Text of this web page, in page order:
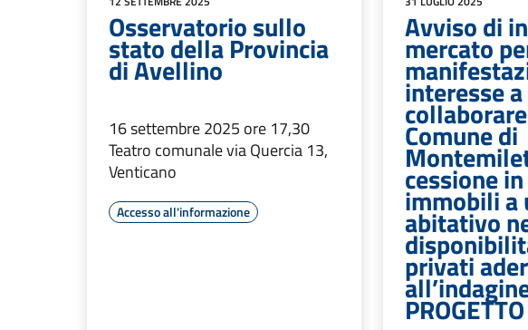
Osservatorio sullo
stato della Provincia
di Avellino
16 settembre 2025 ore 17,30
Teatro comunale via Quercia 13,
Venticano
Accesso all'informazione
Avviso di
mercato
interesse a
Comune di
cessione
immobili a
abitativo
privati